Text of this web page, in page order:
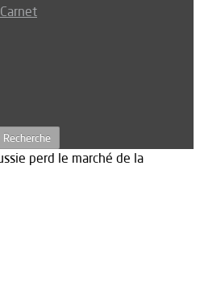
perd le marché de la